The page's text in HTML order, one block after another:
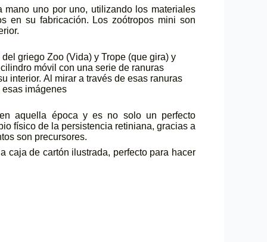
uno por uno, utilizando los materiales
en su fabricación. Los zoótropos mini son
griego Zoo (Vida) y Trope (que gira) y
móvil con una serie de ranuras
interior. Al mirar a través de esas ranuras
imágenes
aquella época y es no solo un perfecto
físico de la persistencia retiniana, gracias a
son precursores.
caja de cartón ilustrada, perfecto para hacer